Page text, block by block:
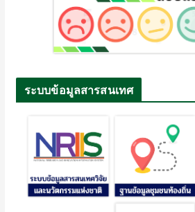
ระบบข้อมูลสารสนเทศ